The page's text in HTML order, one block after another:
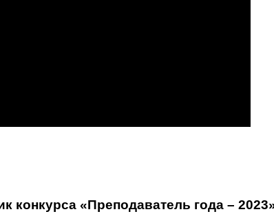
конкурса «Преподаватель года –